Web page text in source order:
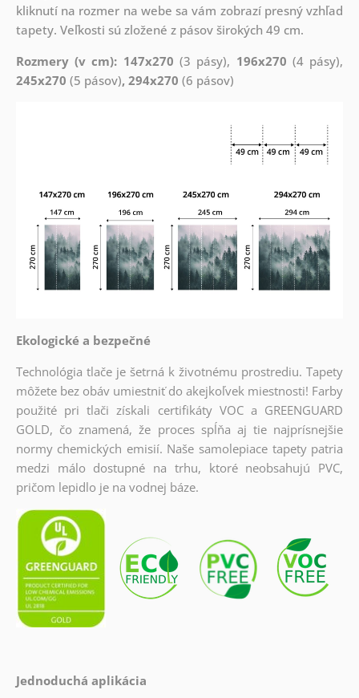
kliknutí na rozmer na webe sa vám zobrazí presný vzhľad
tapety. Veľkosti sú zložené z pásov širokých 49 cm.
Rozmery (v cm): 147x270 (3 pásy), 196x270 (4 pásy),
245x270 (5 pásov), 294x270 (6 pásov)
Ekologické a bezpečné
Technológia tlače je šetrná k životnému prostrediu. Tapety
môžete bez obáv umiestniť do akejkoľvek miestnosti! Farby
použité pri tlači získali certifikáty VOC a GREENGUARD
GOLD, čo znamená, že proces spĺňa aj tie najprísnejšie
normy chemických emisií. Naše samolepiace tapety patria
medzi málo dostupné na trhu, ktoré neobsahujú PVC,
pričom lepidlo je na vodnej báze.
Jednoduchá aplikácia